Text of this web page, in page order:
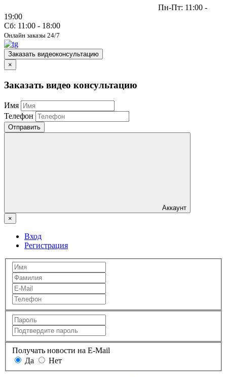
Пн-Пт: 11:00 -
19:00
Сб: 11:00 - 18:00
Онлайн заказы 24/7
Заказать видеоконсультацию
×
Заказать видео консультацию
Имя
Телефон
Отправить
Аккаунт
×
Вход
Регистрация
Получать новости на E-Mail
Да
Нет